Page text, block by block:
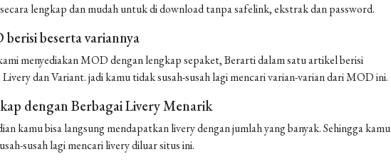
lengkap dan mudah untuk di download tanpa safelink, ekstrak dan password.
beserta variannya
menyediakan MOD dengan lengkap sepaket, Berarti dalam satu artikel berisi
dan Variant. jadi kamu tidak susah-susah lagi mencari varian-varian dari MOD ini.
dengan Berbagai Livery Menarik
kamu bisa langsung mendapatkan livery dengan jumlah yang banyak. Sehingga kamu
susah lagi mencari livery diluar situs ini.